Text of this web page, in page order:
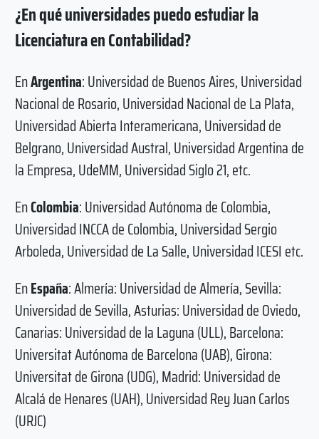
¿En qué universidades puedo estudiar la
Licenciatura en Contabilidad?
EnArgentina: Universidad de Buenos Aires, Universidad
Nacional de Rosario, Universidad Nacional de La Plata,
Universidad Abierta Interamericana, Universidad de
Belgrano, Universidad Austral, Universidad Argentina de
la Empresa, UdeMM, Universidad Siglo 21, etc.
EnColombia: Universidad Autónoma de Colombia,
Universidad INCCA de Colombia, Universidad Sergio
Arboleda, Universidad de La Salle, Universidad ICESI etc.
EnEspaña: Almería: Universidad de Almería, Sevilla:
Universidad de Sevilla, Asturias: Universidad de Oviedo,
Canarias: Universidad de la Laguna (ULL), Barcelona:
Universitat Autónoma de Barcelona (UAB), Girona:
Universitat de Girona (UDG), Madrid: Universidad de
Alcalá de Henares (UAH), Universidad Rey Juan Carlos
(URJC)